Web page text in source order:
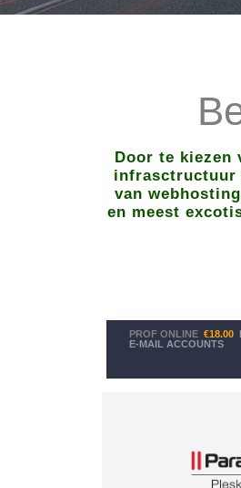
Door te kiezen
infrasctructuur
van
en meest
PROF ONLINE €18.00
E-MAIL ACCOUNTS